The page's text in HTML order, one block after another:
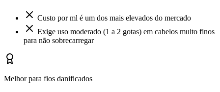
Custo por ml é um dos mais elevados do mercado
Exige uso moderado (1 a 2 gotas) em cabelos muito finos
para não sobrecarregar
Melhor para fios danificados